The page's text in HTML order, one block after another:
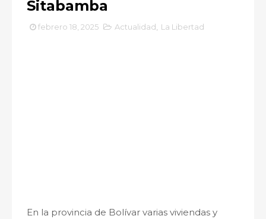
Sitabamba
febrero 18, 2025 Actualidad La Libertad
En la provincia de Bolívar varias viviendas y